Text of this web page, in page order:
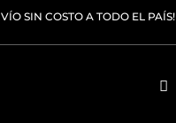
SIN COSTO A TODO EL PAÍS!